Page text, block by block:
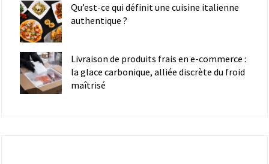
Qu’est-ce qui définit une cuisine italienne
authentique ?
Livraison de produits frais en e-commerce :
la glace carbonique, alliée discrète du froid
maîtrisé